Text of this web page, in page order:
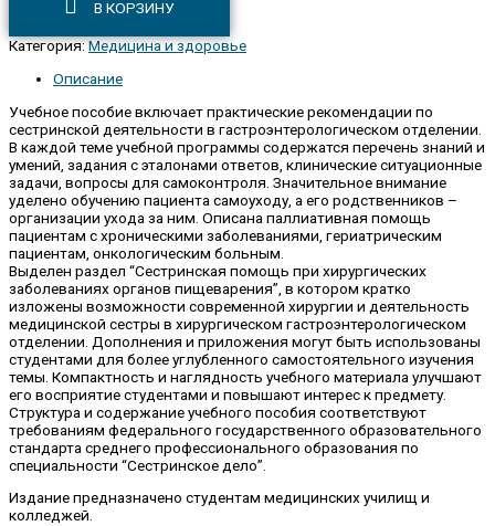
В КОРЗИНУ
Категория:Медицина и здоровье
Описание
Учебное пособие включает практические рекомендации по
сестринской деятельности в гастроэнтерологическом отделении.
В каждой теме учебной программы содержатся перечень знаний и
умений, задания с эталонами ответов, клинические ситуационные
задачи, вопросы для самоконтроля. Значительное внимание
уделено обучению пациента самоуходу, а его родственников –
организации ухода за ним. Описана паллиативная помощь
пациентам с хроническими заболеваниями, гериатрическим
пациентам, онкологическим больным.
Выделен раздел “Сестринская помощь при хирургических
заболеваниях органов пищеварения”, в котором кратко
изложены возможности современной хирургии и деятельность
медицинской сестры в хирургическом гастроэнтерологическом
отделении. Дополнения и приложения могут быть использованы
студентами для более углубленного самостоятельного изучения
темы. Компактность и наглядность учебного материала улучшают
его восприятие студентами и повышают интерес к предмету.
Структура и содержание учебного пособия соответствуют
требованиям федерального государственного образовательного
стандарта среднего профессионального образования по
специальности “Сестринское дело”.
Издание предназначено студентам медицинских училищ и
колледжей.